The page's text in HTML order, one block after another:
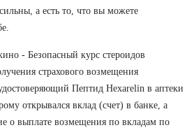
а есть то, что вы можете
- Безопасный курс стероидов
страхового возмещения
Пептид Hexarelin в аптеки
открывался вклад (счет) в банке, а
о выплате возмещения по вкладам по